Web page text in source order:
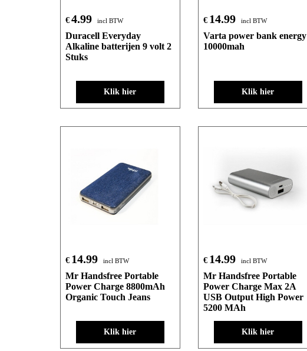
€ 4.99 incl BTW
Duracell Everyday
Alkaline batterijen 9 volt 2
Stuks
Klik hier
€ 14.99 incl BTW
Varta power bank energy
10000mah
Klik hier
€ 14.99 incl BTW
Mr Handsfree Portable
Power Charge 8800mAh
Organic Touch Jeans
Klik hier
€ 14.99 incl BTW
Mr Handsfree Portable
Power Charge Max 2A
USB Output High Power
5200 MAh
Klik hier